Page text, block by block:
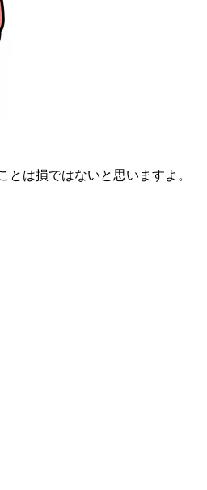
は損ではないと思いますよ。